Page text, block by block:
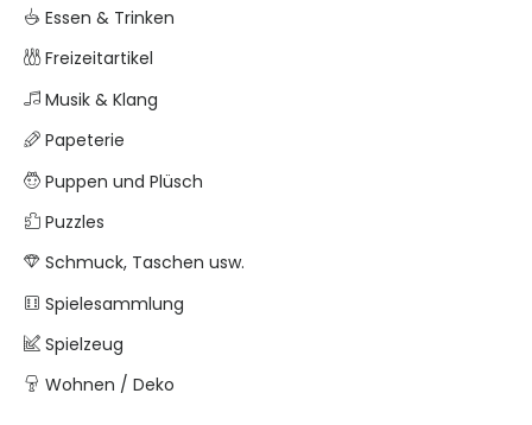
Essen & Trinken
Freizeitartikel
Musik & Klang
Papeterie
Puppen und Plüsch
Puzzles
Schmuck, Taschen usw.
Spielesammlung
Spielzeug
Wohnen / Deko